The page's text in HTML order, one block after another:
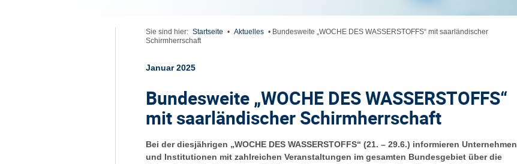
Sie sind hier: Startseite • Aktuelles • Bundesweite „WOCHE DES WASSERSTOFFS“ mit saarländischer
Schirmherrschaft
Januar 2025
Bundesweite „WOCHE DES WASSERSTOFFS“
mit saarländischer Schirmherrschaft
Bei der diesjährigen „WOCHE DES WASSERSTOFFS“ (21. – 29.6.) informieren Unternehmen
und Institutionen mit zahlreichen Veranstaltungen im gesamten Bundesgebiet über die